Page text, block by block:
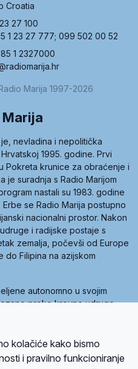
Croatia
27 100
1 23 27 777; 099 502 00 52
1 2327000
Marija 1997-2026
Marija
nevladina i nepolitička
1995. godine. Prvi
Pokreta krunice za obraćenje i
je suradnja s Radio Marijom
nastali su 1983. godine
se Radio Marija postupno
nacionalni prostor. Nakon
i radijske postaje s
zemalja, počevši od Europe
do Filipina na azijskom
autonomno u svojim
preko krovne udruge
je sedam članica, među
Marija.
kolačiće kako bismo
i pravilno funkcioniranje